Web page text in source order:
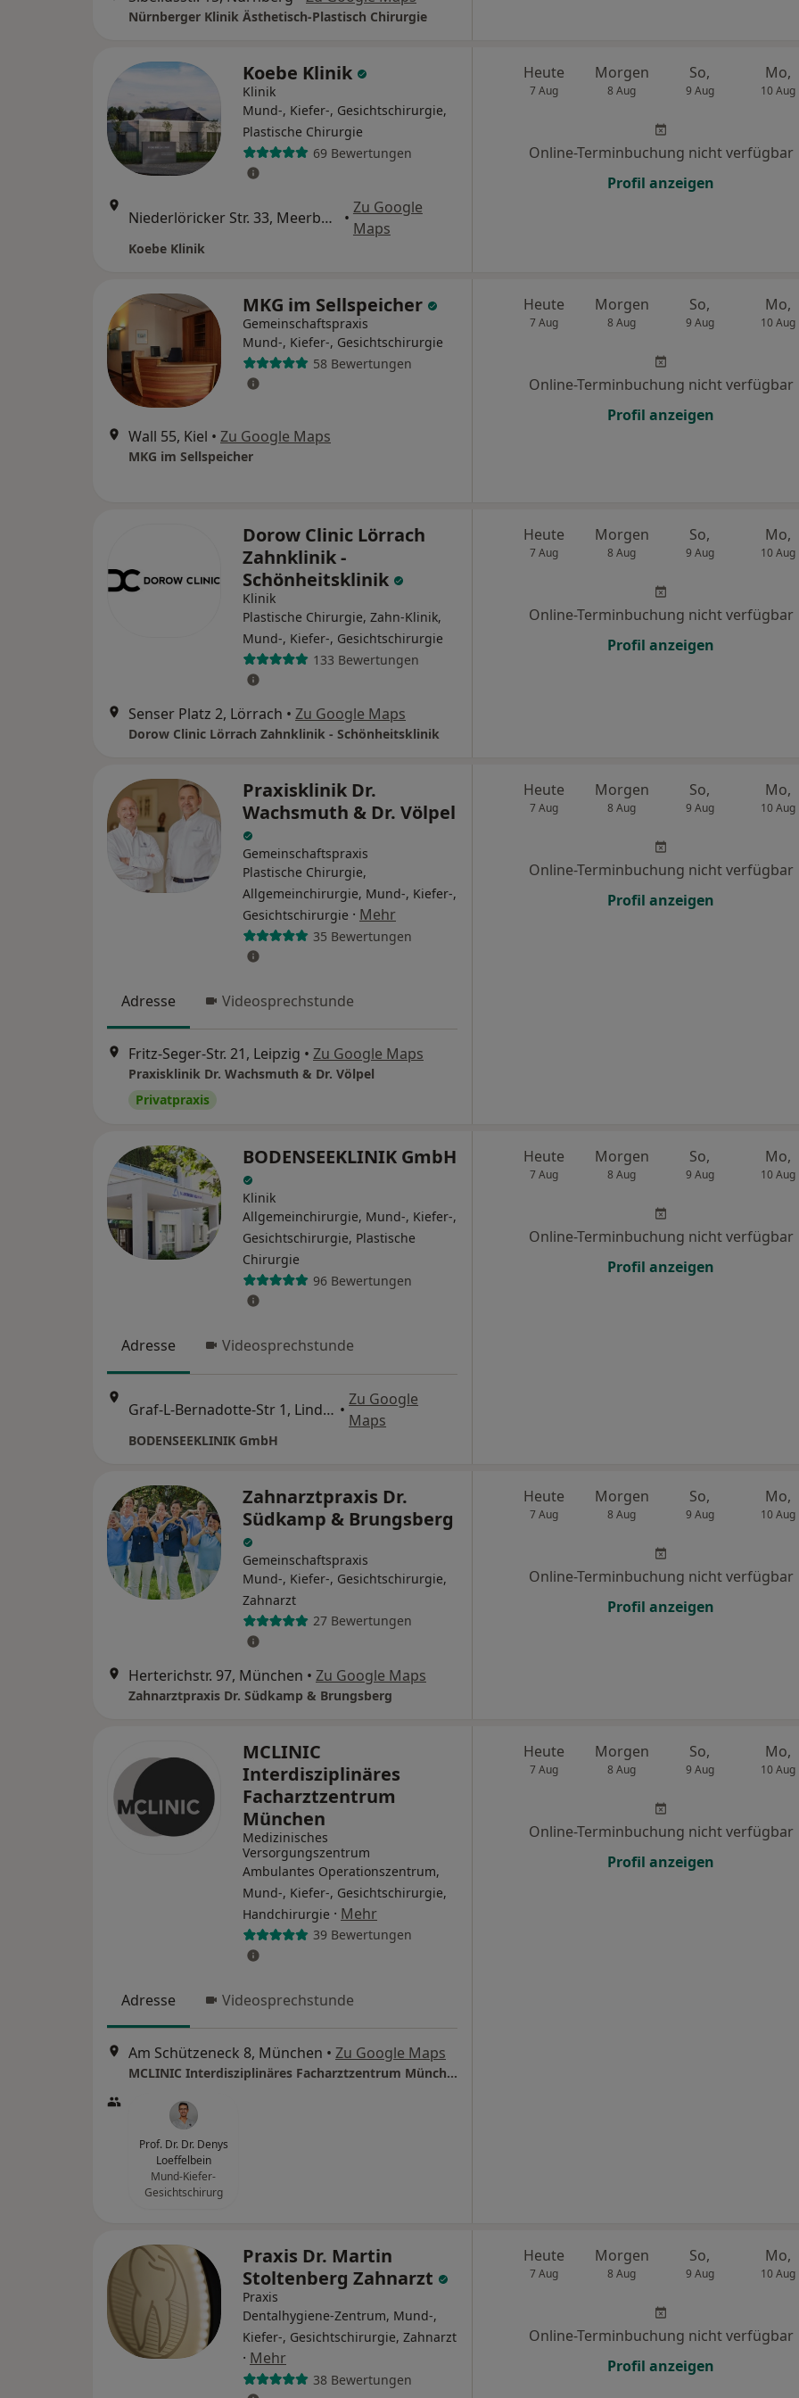
Nürnberger Klinik Ästhetisch-Plastisch Chirurgie
Koebe Klinik
Klinik
Mund-, Kiefer-, Gesichtschirurgie,
Plastische Chirurgie
69 Bewertungen
Niederlöricker Str. 33, Meerbusch •
Zu Google
Maps
Koebe Klinik
Heute
7 Aug
Morgen
8 Aug
So,
9 Aug
Mo,
10 Aug
Online-Terminbuchung nicht verfügbar
Profil anzeigen
MKG im Sellspeicher
Gemeinschaftspraxis
Mund-, Kiefer-, Gesichtschirurgie
58 Bewertungen
Wall 55, Kiel • Zu Google Maps
MKG im Sellspeicher
Heute
7 Aug
Morgen
8 Aug
So,
9 Aug
Mo,
10 Aug
Online-Terminbuchung nicht verfügbar
Profil anzeigen
Dorow Clinic Lörrach
Zahnklinik -
Schönheitsklinik
Klinik
Plastische Chirurgie, Zahn-Klinik,
Mund-, Kiefer-, Gesichtschirurgie
133 Bewertungen
Senser Platz 2, Lörrach • Zu Google Maps
Dorow Clinic Lörrach Zahnklinik - Schönheitsklinik
Heute
7 Aug
Morgen
8 Aug
So,
9 Aug
Mo,
10 Aug
Online-Terminbuchung nicht verfügbar
Profil anzeigen
Praxisklinik Dr.
Wachsmuth & Dr. Völpel
Gemeinschaftspraxis
Plastische Chirurgie,
Allgemeinchirurgie, Mund-, Kiefer-,
Gesichtschirurgie · Mehr
35 Bewertungen
Adresse Videosprechstunde
Fritz-Seger-Str. 21, Leipzig • Zu Google Maps
Praxisklinik Dr. Wachsmuth & Dr. Völpel
Privatpraxis
Heute
7 Aug
Morgen
8 Aug
So,
9 Aug
Mo,
10 Aug
Online-Terminbuchung nicht verfügbar
Profil anzeigen
BODENSEEKLINIK GmbH
Klinik
Allgemeinchirurgie, Mund-, Kiefer-,
Gesichtschirurgie, Plastische
Chirurgie
96 Bewertungen
Adresse Videosprechstunde
Graf-L-Bernadotte-Str 1, Lindau •
Zu Google
Maps
BODENSEEKLINIK GmbH
Heute
7 Aug
Morgen
8 Aug
So,
9 Aug
Mo,
10 Aug
Online-Terminbuchung nicht verfügbar
Profil anzeigen
Zahnarztpraxis Dr.
Südkamp & Brungsberg
Gemeinschaftspraxis
Mund-, Kiefer-, Gesichtschirurgie,
Zahnarzt
27 Bewertungen
Herterichstr. 97, München • Zu Google Maps
Zahnarztpraxis Dr. Südkamp & Brungsberg
Heute
7 Aug
Morgen
8 Aug
So,
9 Aug
Mo,
10 Aug
Online-Terminbuchung nicht verfügbar
Profil anzeigen
MCLINIC
Interdisziplinäres
Facharztzentrum
München
Medizinisches
Versorgungszentrum
Ambulantes Operationszentrum,
Mund-, Kiefer-, Gesichtschirurgie,
Handchirurgie · Mehr
39 Bewertungen
Adresse Videosprechstunde
Am Schützeneck 8, München • Zu Google Maps
MCLINIC Interdisziplinäres Facharztzentrum München
Prof. Dr. Dr. Denys
Loeffelbein
Mund-Kiefer-
Gesichtschirurg
Heute
7 Aug
Morgen
8 Aug
So,
9 Aug
Mo,
10 Aug
Online-Terminbuchung nicht verfügbar
Profil anzeigen
Praxis Dr. Martin
Stoltenberg Zahnarzt
Praxis
Dentalhygiene-Zentrum, Mund-,
Kiefer-, Gesichtschirurgie, Zahnarzt
· Mehr
38 Bewertungen
Heute
7 Aug
Morgen
8 Aug
So,
9 Aug
Mo,
10 Aug
Online-Terminbuchung nicht verfügbar
Profil anzeigen